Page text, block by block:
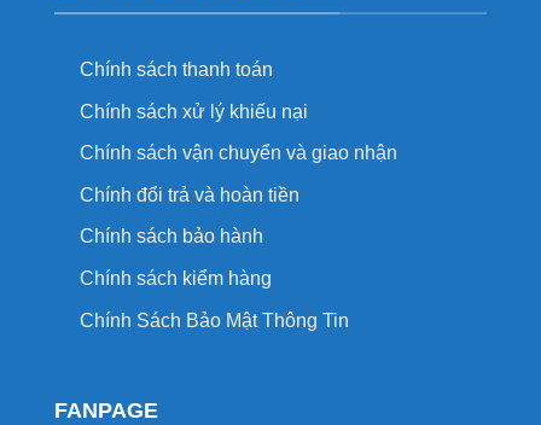
Chính sách thanh toán
Chính sách xử lý khiếu nại
Chính sách vận chuyển và giao nhận
Chính đổi trả và hoàn tiền
Chính sách bảo hành
Chính sách kiểm hàng
Chính Sách Bảo Mật Thông Tin
FANPAGE